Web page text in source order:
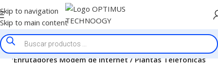
Skip to navigation
Skip to main content
Enrutadores Modem de Internet / Plantas Telefonicas